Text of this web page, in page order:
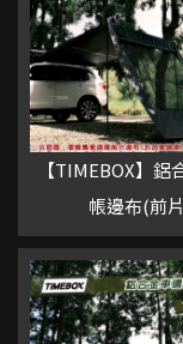
【TIMEBOX】鋁
帳邊布(前